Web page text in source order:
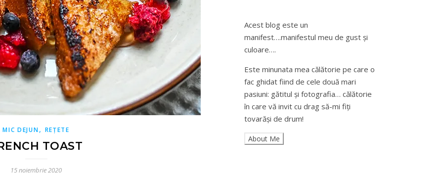
MIC DEJUN, REȚETE
TOAST
15 noiembrie 2020
Acest blog este un
manifest….manifestul meu de gust și
culoare….
Este minunata mea călătorie pe care o
fac ghidat fiind de cele două mari
pasiuni: gătitul și fotografia… călătorie
în care vă invit cu drag să-mi fiți
tovarăși de drum!